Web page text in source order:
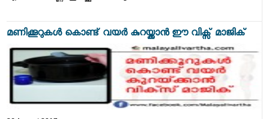
മണിക്കൂറുകൾ കൊണ്ട് വയർ കുറയ്ക്കാൻ ഈ വിക്സ് മാജിക്